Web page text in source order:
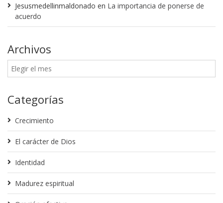
Jesusmedellinmaldonado en La importancia de ponerse de
acuerdo
Archivos
Categorías
Crecimiento
El carácter de Dios
Identidad
Madurez espiritual